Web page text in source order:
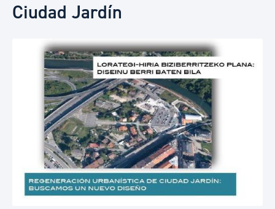
Ciudad Jardín